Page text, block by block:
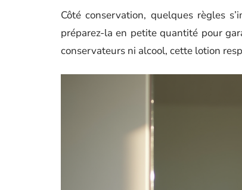
Côté conservation, quelques règles
préparez-la en petite quantité pour
conservateurs ni alcool, cette lotion